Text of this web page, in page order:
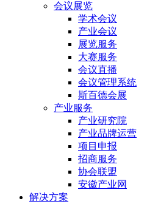
会议展览
学术会议
产业会议
展览服务
大赛服务
会议直播
会议管理系统
斯百德会展
产业服务
产业研究院
产业品牌运营
项目申报
招商服务
协会联盟
安徽产业网
解决方案